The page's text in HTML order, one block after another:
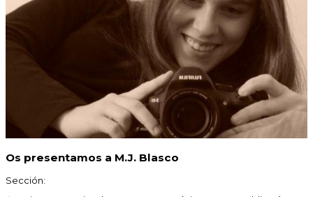
Os presentamos a M.J. Blasco
Sección: